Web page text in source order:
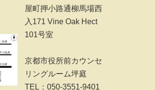
屋町押小路通柳馬場西
入171 Vine Oak Hect
101号室
京都市役所前カウンセ
リングルーム坪庭
TEL：050-3551-9401